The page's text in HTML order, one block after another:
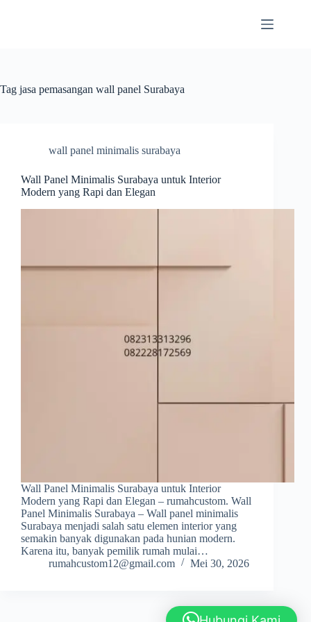
Tag jasa pemasangan wall panel Surabaya
wall panel minimalis surabaya
Wall Panel Minimalis Surabaya untuk Interior
Modern yang Rapi dan Elegan
Wall Panel Minimalis Surabaya untuk Interior
Modern yang Rapi dan Elegan – rumahcustom. Wall
Panel Minimalis Surabaya – Wall panel minimalis
Surabaya menjadi salah satu elemen interior yang
semakin banyak digunakan pada hunian modern.
Karena itu, banyak pemilik rumah mulai…
rumahcustom12@gmail.com
Mei 30, 2026